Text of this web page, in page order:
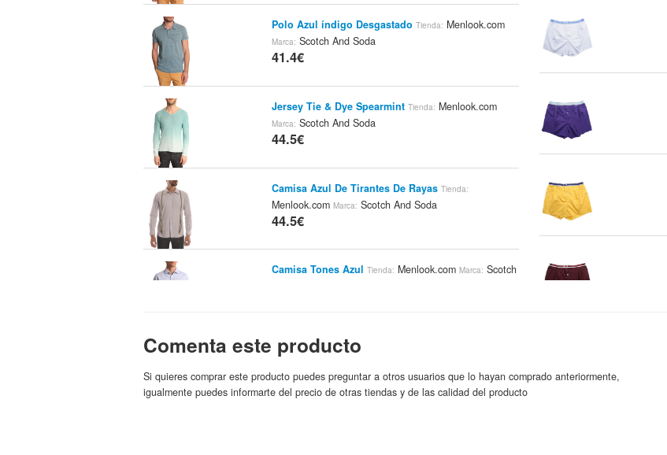
Polo Azul índigo Desgastado Tienda: Menlook.com
Marca: Scotch And Soda
41.4€
Jersey Tie & Dye Spearmint Tienda: Menlook.com
Marca: Scotch And Soda
44.5€
Camisa Azul De Tirantes De Rayas Tienda:
Menlook.comMarca: Scotch And Soda
44.5€
Camisa Tones Azul Tienda: Menlook.comMarca: Scotch
Comenta este producto
Si quieres comprar este producto puedes preguntar a otros usuarios que lo hayan comprado anteriormente,
igualmente puedes informarte del precio de otras tiendas y de las calidad del producto